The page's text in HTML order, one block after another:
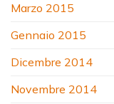
Marzo 2015
Gennaio 2015
Dicembre 2014
Novembre 2014